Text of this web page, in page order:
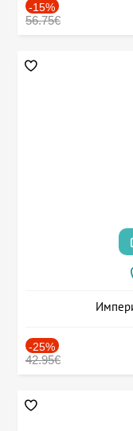
-15%
56.75€
-25%
42.95€